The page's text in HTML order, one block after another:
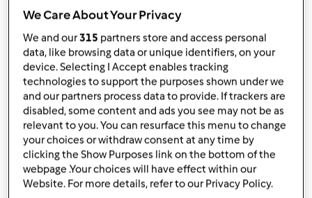
Bimby ® TM 6
daIlsolleticonelcuore
published: 01-06-2020
Aggiungi alle mie raccolte
condividi la ricetta
We Care About Your Privacy
We and our315 partners store and access personal
data, like browsing data or unique identifiers, on your
device. Selecting I Accept enables tracking
technologies to support the purposes shown under we
and our partners process data to provide. If trackers are
disabled, some content and ads you see may not be as
relevant to you. You can resurface this menu to change
your choices or withdraw consent at any time by
clicking the Show Purposes link on the bottom of the
webpage .Your choices will have effect within our
Website. For more details, refer to our Privacy Policy.